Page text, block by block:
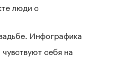
люди с
Инфографика
себя на